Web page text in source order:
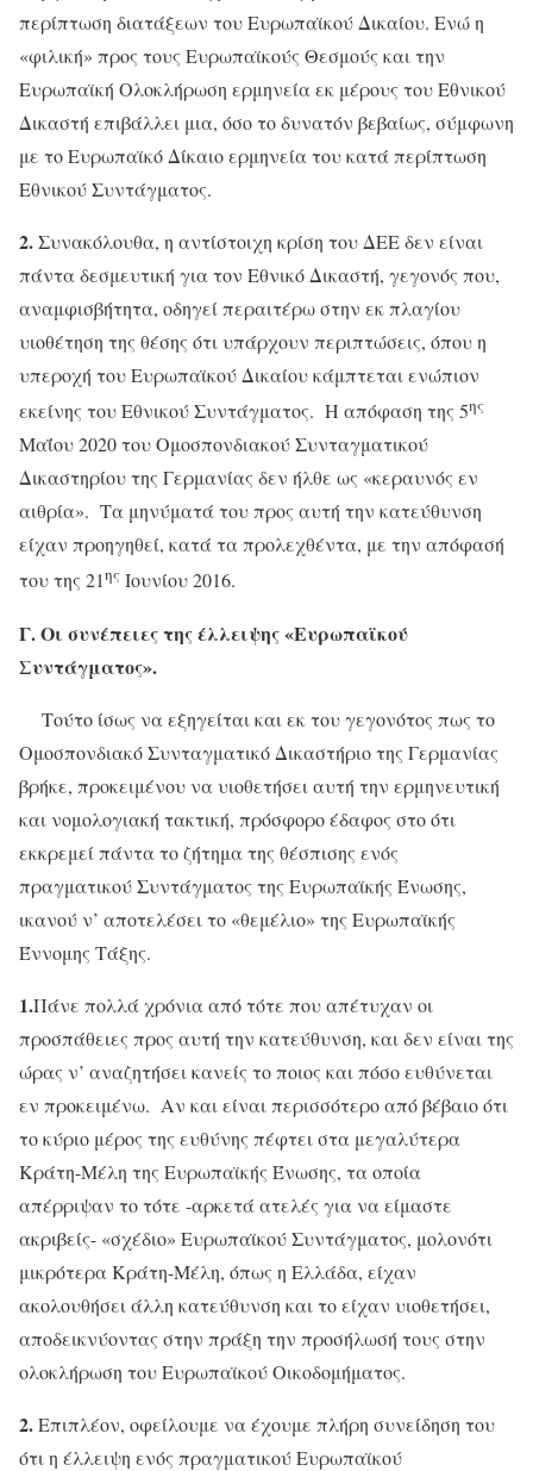
περίπτωση διατάξεων του Ευρωπαϊκού Δικαίου. Ενώ η
«φιλική» προς τους Ευρωπαϊκούς Θεσμούς και την
Ευρωπαϊκή Ολοκλήρωση ερμηνεία εκ μέρους του Εθνικού
Δικαστή επιβάλλει μια, όσο το δυνατόν βεβαίως, σύμφωνη
με το Ευρωπαϊκό Δίκαιο ερμηνεία του κατά περίπτωση
Εθνικού Συντάγματος.
2.Συνακόλουθα, η αντίστοιχη κρίση του ΔΕΕ δεν είναι
πάντα δεσμευτική για τον Εθνικό Δικαστή, γεγονός που,
αναμφισβήτητα, οδηγεί περαιτέρω στην εκ πλαγίου
υιοθέτηση της θέσης ότι υπάρχουν περιπτώσεις, όπου η
υπεροχή του Ευρωπαϊκού Δικαίου κάμπτεται ενώπιον
εκείνης του Εθνικού Συντάγματος. Η απόφαση της 5ης
Μαΐου 2020 του Ομοσπονδιακού Συνταγματικού
Δικαστηρίου της Γερμανίας δεν ήλθε ως «κεραυνός εν
αιθρία». Τα μηνύματά του προς αυτή την κατεύθυνση
είχαν προηγηθεί, κατά τα προλεχθέντα, με την απόφασή
του της 21ης Ιουνίου 2016.
Γ. Οι συνέπειες της έλλειψης «Ευρωπαϊκού
Συντάγματος».
Τούτο ίσως να εξηγείται και εκ του γεγονότος πως το
Ομοσπονδιακό Συνταγματικό Δικαστήριο της Γερμανίας
βρήκε, προκειμένου να υιοθετήσει αυτή την ερμηνευτική
και νομολογιακή τακτική, πρόσφορο έδαφος στο ότι
εκκρεμεί πάντα το ζήτημα της θέσπισης ενός
πραγματικού Συντάγματος της Ευρωπαϊκής Ένωσης,
ικανού ν’ αποτελέσει το «θεμέλιο» της Ευρωπαϊκής
Έννομης Τάξης.
1.Πάνε πολλά χρόνια από τότε που απέτυχαν οι
προσπάθειες προς αυτή την κατεύθυνση, και δεν είναι της
ώρας ν’ αναζητήσει κανείς το ποιος και πόσο ευθύνεται
εν προκειμένω. Αν και είναι περισσότερο από βέβαιο ότι
το κύριο μέρος της ευθύνης πέφτει στα μεγαλύτερα
Κράτη-Μέλη της Ευρωπαϊκής Ένωσης, τα οποία
απέρριψαν το τότε -αρκετά ατελές για να είμαστε
ακριβείς- «σχέδιο» Ευρωπαϊκού Συντάγματος, μολονότι
μικρότερα Κράτη-Μέλη, όπως η Ελλάδα, είχαν
ακολουθήσει άλλη κατεύθυνση και το είχαν υιοθετήσει,
αποδεικνύοντας στην πράξη την προσήλωσή τους στην
ολοκλήρωση του Ευρωπαϊκού Οικοδομήματος.
2.Επιπλέον, οφείλουμε να έχουμε πλήρη συνείδηση του
ότι η έλλειψη ενός πραγματικού Ευρωπαϊκού